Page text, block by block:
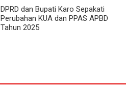
DPRD dan Bupati Karo Sepakati
Perubahan KUA dan PPAS APBD
Tahun 2025